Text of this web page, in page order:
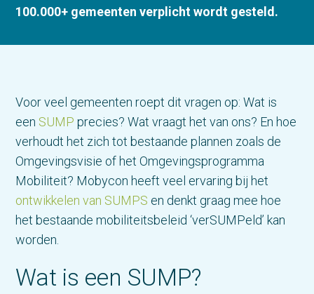
100.000+ gemeenten verplicht wordt gesteld.
Voor veel gemeenten roept dit vragen op: Wat is
een SUMP precies? Wat vraagt het van ons? En hoe
verhoudt het zich tot bestaande plannen zoals de
Omgevingsvisie of het Omgevingsprogramma
Mobiliteit? Mobycon heeft veel ervaring bij het
ontwikkelen van SUMPS en denkt graag mee hoe
het bestaande mobiliteitsbeleid ‘verSUMPeld’ kan
worden.
Wat is een SUMP?